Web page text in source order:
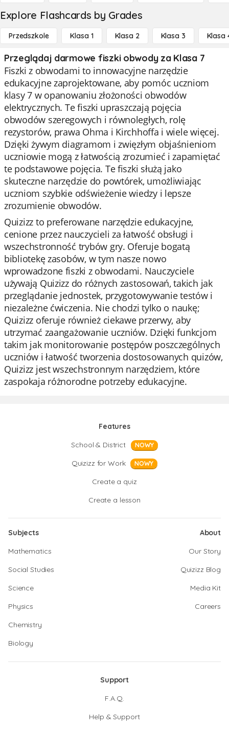
Explore Flashcards by Grades
Przedszkole Klasa 1 Klasa 2 Klasa 3 Klasa
Przeglądaj darmowe fiszki obwody za Klasa 7
Fiszki z obwodami to innowacyjne narzędzie
edukacyjne zaprojektowane, aby pomóc uczniom
klasy 7 w opanowaniu złożoności obwodów
elektrycznych. Te fiszki upraszczają pojęcia
obwodów szeregowych i równoległych, rolę
rezystorów, prawa Ohma i Kirchhoffa i wiele więcej.
Dzięki żywym diagramom i zwięzłym objaśnieniom
uczniowie mogą z łatwością zrozumieć i zapamiętać
te podstawowe pojęcia. Te fiszki służą jako
skuteczne narzędzie do powtórek, umożliwiając
uczniom szybkie odświeżenie wiedzy i lepsze
zrozumienie obwodów.
Quizizz to preferowane narzędzie edukacyjne,
cenione przez nauczycieli za łatwość obsługi i
wszechstronność trybów gry. Oferuje bogatą
bibliotekę zasobów, w tym nasze nowo
wprowadzone fiszki z obwodami. Nauczyciele
używają Quizizz do różnych zastosowań, takich jak
przeglądanie jednostek, przygotowywanie testów i
niezależne ćwiczenia. Nie chodzi tylko o naukę;
Quizizz oferuje również ciekawe przerwy, aby
utrzymać zaangażowanie uczniów. Dzięki funkcjom
takim jak monitorowanie postępów poszczególnych
uczniów i łatwość tworzenia dostosowanych quizów,
Quizizz jest wszechstronnym narzędziem, które
zaspokaja różnorodne potrzeby edukacyjne.
Features
School & District
NOWY
Quizizz for Work NOWY
Create a quiz
Create a lesson
Subjects
Mathematics
Social Studies
Science
Physics
Chemistry
Biology
About
Our Story
Quizizz Blog
Media Kit
Careers
Support
F.A.Q.
Help & Support